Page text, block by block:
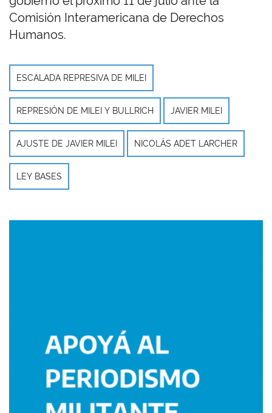
Comisión Interamericana de Derechos
Humanos.
ESCALADA REPRESIVA DE MILEI
REPRESIÓN DE MILEI Y BULLRICH JAVIER MILEI
AJUSTE DE JAVIER MILEI NICOLÁS ADET LARCHER
LEY BASES